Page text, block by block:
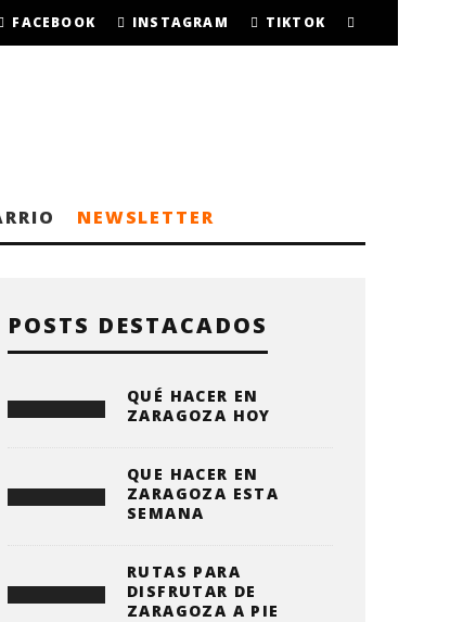
FACEBOOK INSTAGRAM TIKTOK
NEWSLETTER
POSTS DESTACADOS
QUÉ HACER EN
ZARAGOZA HOY
QUE HACER EN
ZARAGOZA ESTA
SEMANA
RUTAS PARA
DISFRUTAR DE
ZARAGOZA A PIE